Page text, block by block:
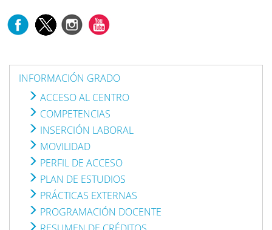
INFORMACIÓN GRADO
ACCESO AL CENTRO
COMPETENCIAS
INSERCIÓN LABORAL
MOVILIDAD
PERFIL DE ACCESO
PLAN DE ESTUDIOS
PRÁCTICAS EXTERNAS
PROGRAMACIÓN DOCENTE